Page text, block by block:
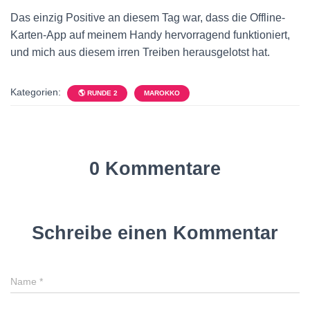
Das einzig Positive an diesem Tag war, dass die Offline-
Karten-App auf meinem Handy hervorragend funktioniert,
und mich aus diesem irren Treiben herausgelotst hat.
Kategorien: 🌎 RUNDE 2 MAROKKO
0 Kommentare
Schreibe einen Kommentar
Name *